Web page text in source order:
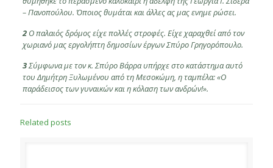
– Πανοπούλου. Όποιος θυμάται και άλλες ας μας ενημε ρώσει.
2Ο παλαιός δρόμος είχε πολλές στροφές. Είχε χαραχθεί από τον
χωριανό μας εργολήπτη δημοσίων έργων Σπύρο Γρηγορόπουλο.
3Σύμφωνα με τον κ. Σπύρο Βάρρα υπήρχε στο κατάστημα αυτό
του Δημήτρη Ξυλωμένου από τη Μεσοκώμη, η ταμπέλα: «Ο
παράδεισος των γυναικών και η κόλαση των ανδρών!».
Related posts